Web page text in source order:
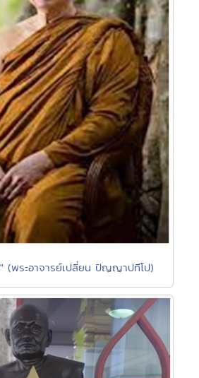
" (พระอาจารย์เปลี่ยน ปัญญาปทีโป)